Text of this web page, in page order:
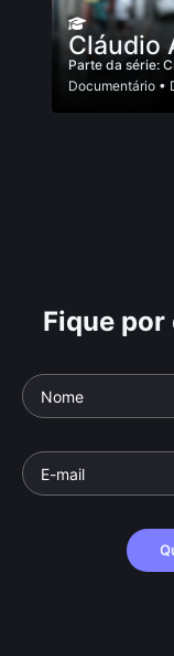
Cláudio
Parte da série:
Documentário •
Fique